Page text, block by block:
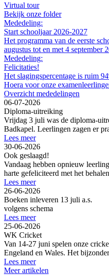
Virtual tour
Bekijk onze folder
Mededeling:
Start schooljaar 2026-2027
Het programma van de eerste
augustus tot en met 4 september
Mededeling:
Felicitaties!
Het slagingspercentage is ruim
Hoera voor onze
Overzicht mededelingen
06-07-2026
Diploma-uitreiking
Vrijdag 3 juli was de diploma-
Badkapel. Leerlingen zagen er
Lees meer
30-06-2026
Ook geslaagd!
Vandaag hebben opnieuw
harte gefeliciteerd met het
Lees meer
26-06-2026
Boeken inleveren 13 juli a.s.
volgens schema
Lees meer
25-06-2026
WK Cricket
Van 14-27 juni spelen onze
Engeland en Wales. Het
Lees meer
Meer artikelen